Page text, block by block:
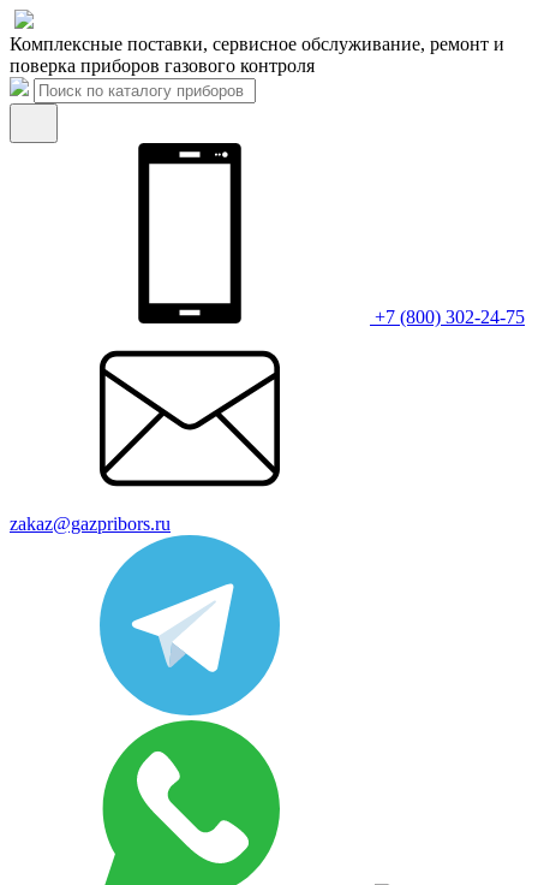
Комплексные поставки, сервисное обслуживание, ремонт и
поверка приборов газового контроля
+7 (800) 302-24-75
zakaz@gazpribors.ru